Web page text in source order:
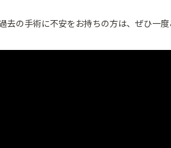
去の手術に不安をお持ちの方は、ぜひ一度